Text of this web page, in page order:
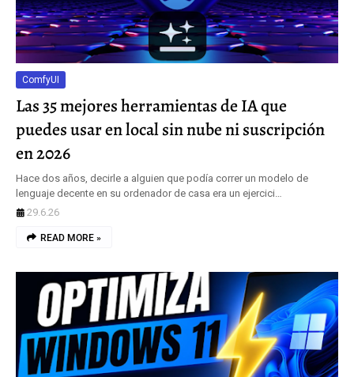
ComfyUI
Las 35 mejores herramientas de IA que
puedes usar en local sin nube ni suscripción
en 2026
Hace dos años, decirle a alguien que podía correr un modelo de
lenguaje decente en su ordenador de casa era un ejercici…
29.6.26
READ MORE »